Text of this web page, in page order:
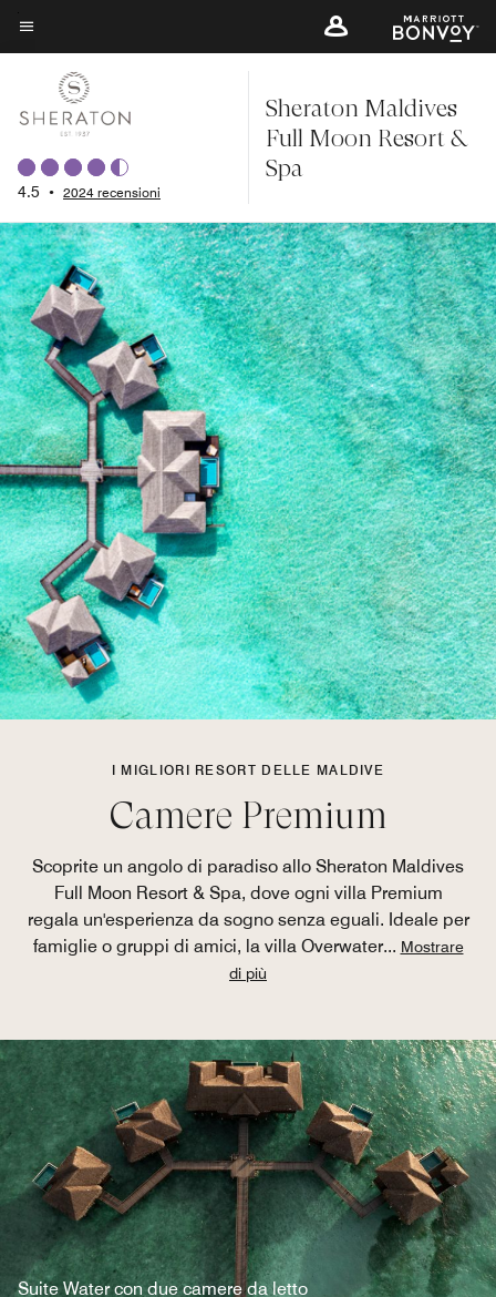
Skip
to
content
Testo del menu
4.5 • 2024 recensioni
Sheraton Maldives
Full Moon Resort &
Spa
I MIGLIORI RESORT DELLE MALDIVE
Camere Premium
Scoprite un angolo di paradiso allo Sheraton Maldives
Full Moon Resort & Spa, dove ogni villa Premium
regala un'esperienza da sogno senza eguali. Ideale per
famiglie o gruppi di amici, la villa Overwater... Mostrare
di più
Suite Water con due camere da letto